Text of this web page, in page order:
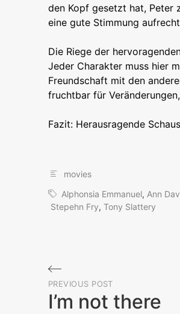
den Kopf gesetzt hat, Peter
eine gute Stimmung
Die Riege der
Jeder Charakter muss hier
Freundschaft mit den
fruchtbar für
Fazit: Herausragende
movies
Alphonsia Emmanuel, Ann
Stepehn Fry, Tony Slattery
Beitragsnavigation
PREVIOUS POST
I’m not there